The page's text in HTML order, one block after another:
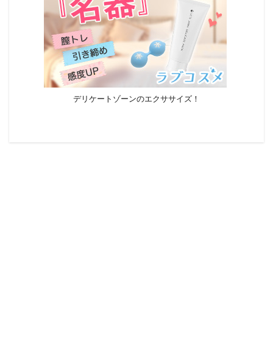
デリケートゾーンのエクササイズ！